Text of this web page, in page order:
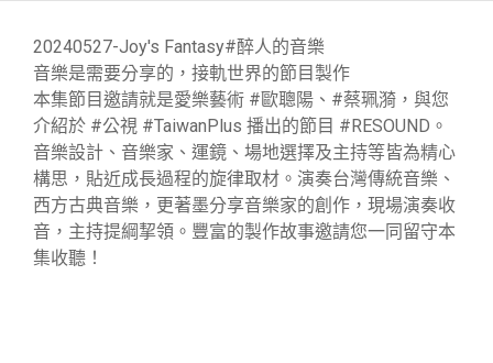
20240527-Joy's Fantasy#醉人的音樂
音樂是需要分享的，接軌世界的節目製作
本集節目邀請就是愛樂藝術 #歐聰陽、#蔡珮漪，與您
介紹於 #公視 #TaiwanPlus 播出的節目 #RESOUND。
音樂設計、音樂家、運鏡、場地選擇及主持等皆為精心
構思，貼近成長過程的旋律取材。演奏台灣傳統音樂、
西方古典音樂，更著墨分享音樂家的創作，現場演奏收
音，主持提綱挈領。豐富的製作故事邀請您一同留守本
集收聽！